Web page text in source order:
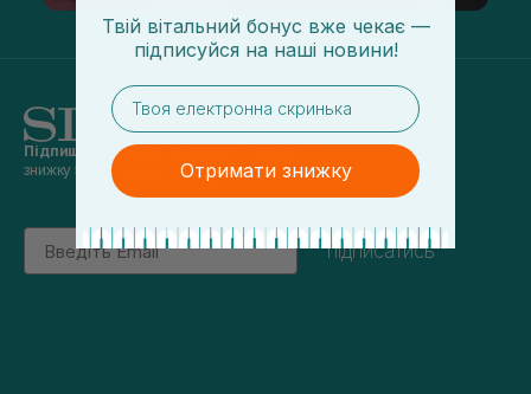
Підпишись на наші новини
знижку 5% на перше замовлення
Email
підписатись
Твій вітальний бонус вже чекає —
підписуйся на наші новини!
email
Отримати знижку